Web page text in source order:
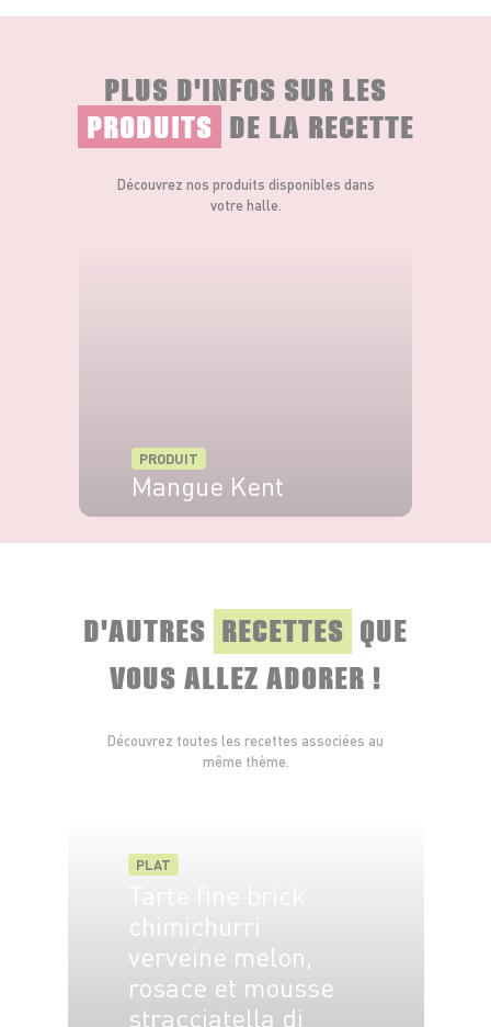
Au moment de passer à table, disposez sur
une tortillas la salade de chou rouge, les
morceaux de poulet avec le poivron, la mangue,
et le persil. Pour finir, déposez un peu de sauce
PLUS D'INFOS SUR LES
PRODUITS DE LA RECETTE
Découvrez nos produits disponibles dans
votre halle.
PRODUIT
Mangue Kent
D'AUTRES RECETTES QUE
VOUS ALLEZ ADORER !
Découvrez toutes les recettes associées au
même thème.
PLAT
chimichurri
verveine melon,
rosace et mousse
stracciatella di